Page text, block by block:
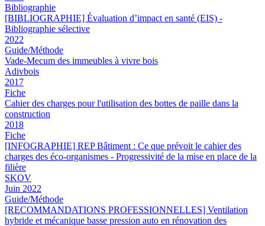
Bibliographie
[BIBLIOGRAPHIE] Évaluation d’impact en santé (EIS) -
Bibliographie sélective
2022
Guide/Méthode
Vade-Mecum des immeubles à vivre bois
Adivbois
2017
Fiche
Cahier des charges pour l'utilisation des bottes de paille dans la
construction
2018
Fiche
[INFOGRAPHIE] REP Bâtiment : Ce que prévoit le cahier des
charges des éco-organismes - Progressivité de la mise en place de la
filière
SKOV
Juin 2022
Guide/Méthode
[RECOMMANDATIONS PROFESSIONNELLES] Ventilation
hybride et mécanique basse pression auto en rénovation des